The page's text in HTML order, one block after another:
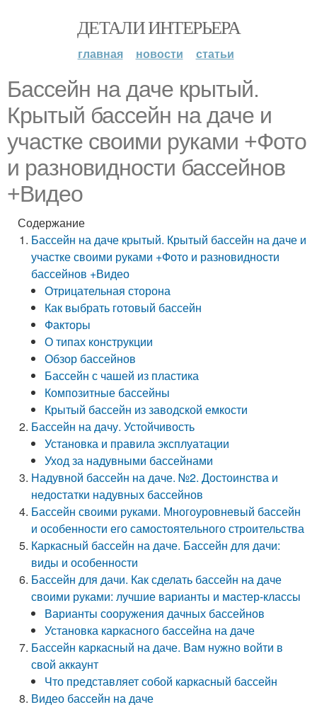
ДЕТАЛИ ИНТЕРЬЕРА
главная новости статьи
Бассейн на даче крытый.
Крытый бассейн на даче и
участке своими руками +Фото
и разновидности бассейнов
+Видео
Содержание
Бассейн на даче крытый. Крытый бассейн на даче и
участке своими руками +Фото и разновидности
бассейнов +Видео
Отрицательная сторона
Как выбрать готовый бассейн
Факторы
О типах конструкции
Обзор бассейнов
Бассейн с чашей из пластика
Композитные бассейны
Крытый бассейн из заводской емкости
Бассейн на дачу. Устойчивость
Установка и правила эксплуатации
Уход за надувными бассейнами
Надувной бассейн на даче. №2. Достоинства и
недостатки надувных бассейнов
Бассейн своими руками. Многоуровневый бассейн
и особенности его самостоятельного строительства
Каркасный бассейн на даче. Бассейн для дачи:
виды и особенности
Бассейн для дачи. Как сделать бассейн на даче
своими руками: лучшие варианты и мастер-классы
Варианты сооружения дачных бассейнов
Установка каркасного бассейна на даче
Бассейн каркасный на даче. Вам нужно войти в
свой аккаунт
Что представляет собой каркасный бассейн
Видео бассейн на даче